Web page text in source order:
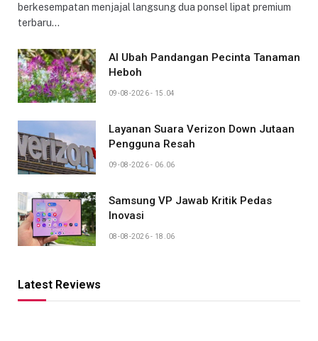
berkesempatan menjajal langsung dua ponsel lipat premium
terbaru…
AI Ubah Pandangan Pecinta Tanaman
Heboh
09-08-2026 - 15.04
Layanan Suara Verizon Down Jutaan
Pengguna Resah
09-08-2026 - 06.06
Samsung VP Jawab Kritik Pedas
Inovasi
08-08-2026 - 18.06
Latest Reviews